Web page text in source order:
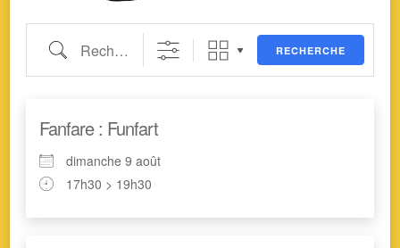
RECHERCHE
Fanfare : Funfart
dimanche 9 août
17h30 > 19h30